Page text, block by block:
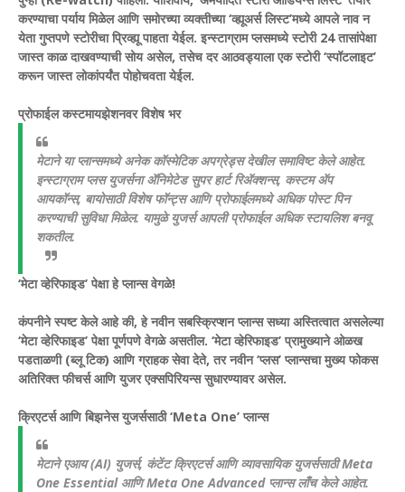
करण्याचा पर्याय मिळेल आणि समोरच्या व्यक्तीच्या ‘व्ह्यूअर्स लिस्ट’मध्ये आपले नाव न
येता गुप्तपणे स्टोरीचा प्रिव्ह्यू पाहता येईल. इन्स्टाग्राम प्लसमध्ये स्टोरी 24 तासांपेक्षा
जास्त काळ दाखवण्याची सोय असेल, तसेच दर आठवड्याला एक स्टोरी ‘स्पॉटलाइट’
करून जास्त लोकांपर्यंत पोहोचवता येईल.
प्रोफाईल कस्टमायझेशनवर विशेष भर
मेटाने या प्लान्समध्ये अनेक कॉस्मेटिक अपग्रेड्स देखील समाविष्ट केले आहेत.
इन्स्टाग्राम प्लस युजर्सना ॲनिमेटेड सुपर हार्ट रिॲक्शन्स, कस्टम ॲप
आयकॉन्स, बायोसाठी विशेष फॉन्ट्स आणि प्रोफाईलमध्ये अधिक पोस्ट पिन
करण्याची सुविधा मिळेल. यामुळे युजर्स आपली प्रोफाईल अधिक स्टायलिश बनवू
शकतील.
‘मेटा व्हेरिफाइड’ पेक्षा हे प्लान्स वेगळे!
कंपनीने स्पष्ट केले आहे की, हे नवीन सबस्क्रिप्शन प्लान्स सध्या अस्तित्वात असलेल्या
‘मेटा व्हेरिफाइड’ पेक्षा पूर्णपणे वेगळे असतील. ‘मेटा व्हेरिफाइड’ प्रामुख्याने ओळख
पडताळणी (ब्लू टिक) आणि ग्राहक सेवा देते, तर नवीन ‘प्लस’ प्लान्सचा मुख्य फोकस
अतिरिक्त फीचर्स आणि युजर एक्सपिरियन्स सुधारण्यावर असेल.
क्रिएटर्स आणि बिझनेस युजर्ससाठी ‘Meta One’ प्लान्स
मेटाने एआय (AI) युजर्स, कंटेंट क्रिएटर्स आणि व्यावसायिक युजर्ससाठी Meta
One Essential आणि Meta One Advanced प्लान्स लाँच केले आहेत.